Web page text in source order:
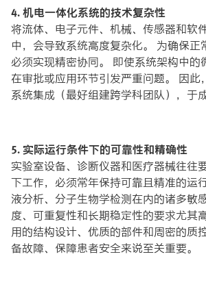
4. 机电一体化系统的技术复杂性
将流体、电子元件、机械、传感器和软
中，会导致系统高度复杂化。 为确保正
必须实现精密协同。 即使系统架构中的
在审批或应用环节引发严重问题。 因此
系统集成（最好组建跨学科团队），于
5. 实际运行条件下的可靠性和精确性
实验室设备、诊断仪器和医疗器械往往
下工作，必须常年保持可靠且精准的运
液分析、分子生物学检测在内的诸多敏
度、可重复性和长期稳定性的要求尤其
用的结构设计、优质的部件和周密的质
备故障、保障患者安全来说至关重要。